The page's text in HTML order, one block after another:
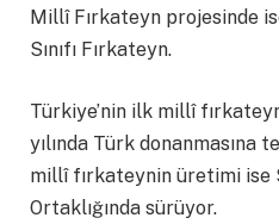
Millî Fırkateyn projesinde
Sınıfı Fırkateyn.
Türkiye’nin ilk millî
yılında Türk donanmasına
millî fırkateynin üretimi ise
Ortaklığında sürüyor.